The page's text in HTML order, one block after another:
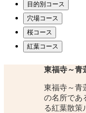
目的別コース
穴場コース
桜コース
紅葉コース
東福寺～青
東福寺～青
の名所であ
る紅葉散策